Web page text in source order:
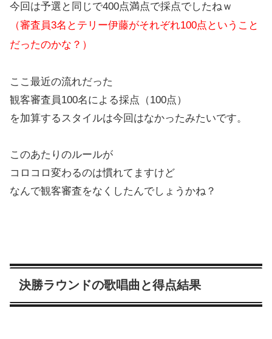
今回は予選と同じで400点満点で採点でしたねｗ
（審査員3名とテリー伊藤がそれぞれ100点ということ
だったのかな？）
ここ最近の流れだった
観客審査員100名による採点（100点）
を加算するスタイルは今回はなかったみたいです。
このあたりのルールが
コロコロ変わるのは慣れてますけど
なんで観客審査をなくしたんでしょうかね？
決勝ラウンドの歌唱曲と得点結果